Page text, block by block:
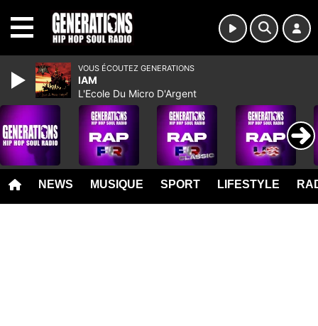
NEWS MUSIQUE SPORT LIFESTYLE
VOUS ÉCOUTEZ GENERATIONS
IAM
L'Ecole Du Micro D'Argent